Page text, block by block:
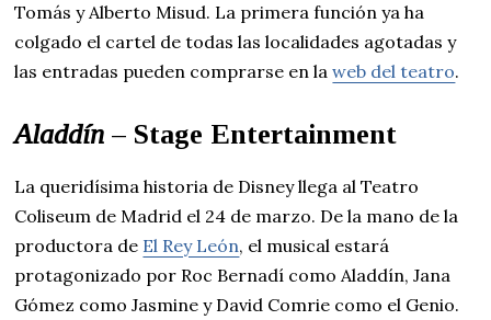
Tomás y Alberto Misud. La primera función ya ha
colgado el cartel de todas las localidades agotadas y
las entradas pueden comprarse en laweb del teatro.
Aladdín – Stage Entertainment
La queridísima historia de Disney llega al Teatro
Coliseum de Madrid el 24 de marzo. De la mano de la
productora de El Rey León, el musical estará
protagonizado por Roc Bernadí como Aladdín, Jana
Gómez como Jasmine y David Comrie como el Genio.